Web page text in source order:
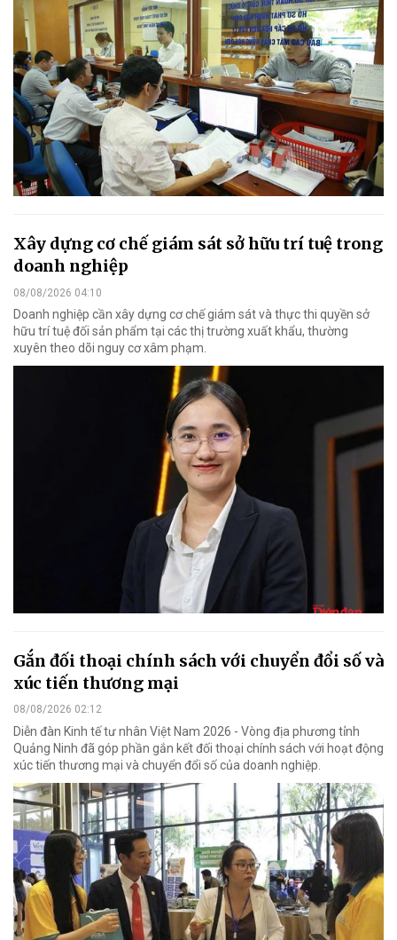
Xây dựng cơ chế giám sát sở hữu trí tuệ trong
doanh nghiệp
08/08/2026 04:10
Doanh nghiệp cần xây dựng cơ chế giám sát và thực thi quyền sở
hữu trí tuệ đối sản phẩm tại các thị trường xuất khẩu, thường
xuyên theo dõi nguy cơ xâm phạm.
Gắn đối thoại chính sách với chuyển đổi số và
xúc tiến thương mại
08/08/2026 02:12
Diễn đàn Kinh tế tư nhân Việt Nam 2026 - Vòng địa phương tỉnh
Quảng Ninh đã góp phần gắn kết đối thoại chính sách với hoạt động
xúc tiến thương mại và chuyển đổi số của doanh nghiệp.